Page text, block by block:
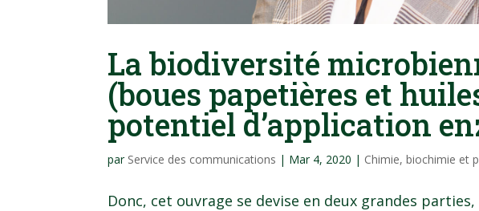
La biodiversité
(boues papetières et
potentiel d’application
par Service des communications | Mar 4, 2020 | Chimie, biochimie et
Donc, cet ouvrage se devise en deux grandes